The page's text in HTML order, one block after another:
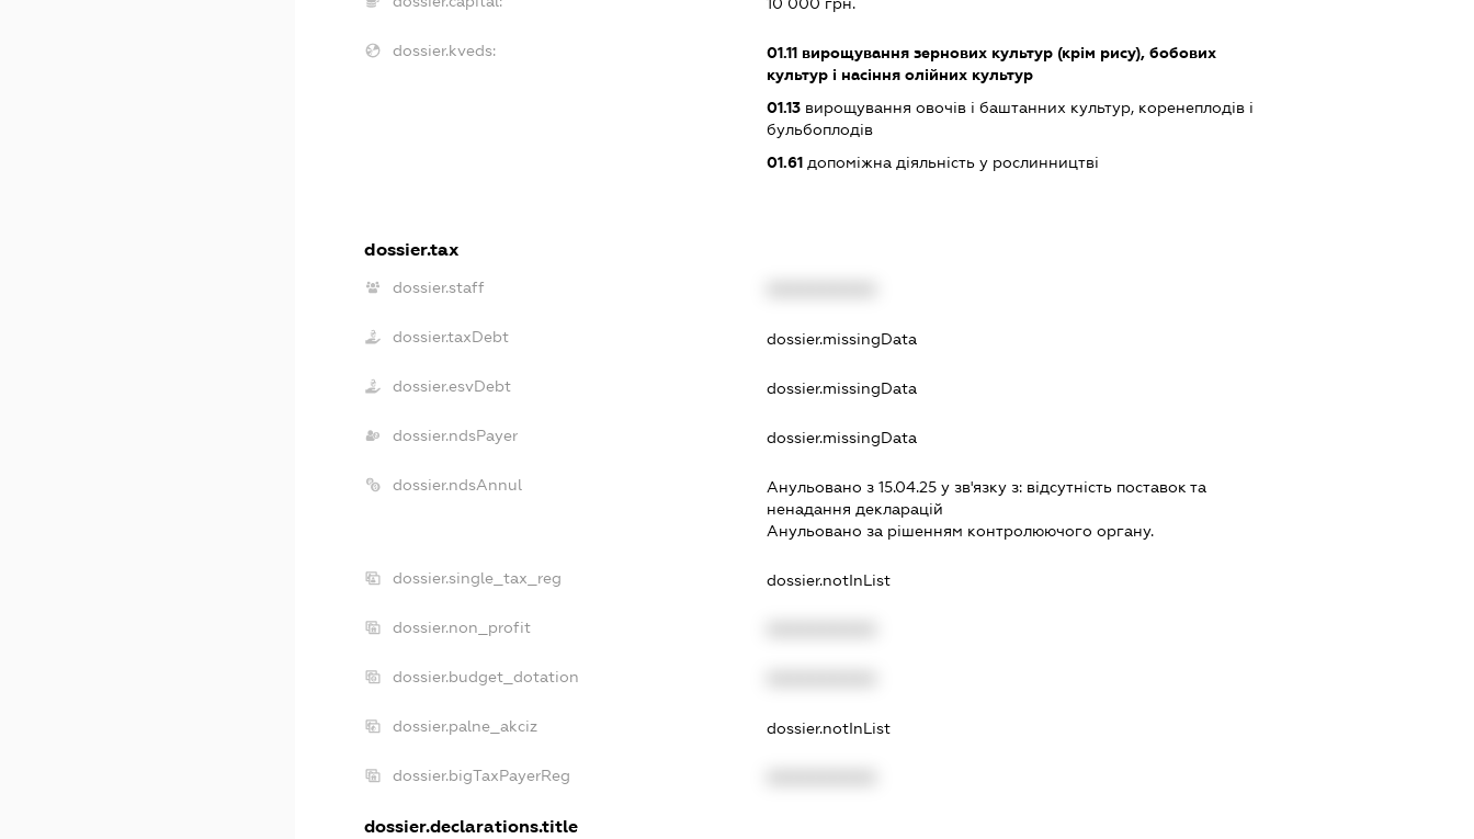
10 000 грн.
dossier.kveds: 01.11вирощування зернових культур (крім рису), бобових
культур і насіння олійних культур
01.13вирощування овочів і баштанних культур, коренеплодів і
бульбоплодів
01.61допоміжна діяльність у рослинництві
dossier.tax
dossier.staff
dossier.taxDebt dossier.missingData
dossier.esvDebt dossier.missingData
dossier.ndsPayer dossier.missingData
dossier.ndsAnnul Анульовано з 15.04.25 у зв'язку з: вiдсутнiсть поставок та
ненадання декларацiй
Анульовано за рiшенням контролюючого органу.
dossier.single_tax_reg dossier.notInList
dossier.non_profit
dossier.budget_dotation
dossier.palne_akciz dossier.notInList
dossier.bigTaxPayerReg
dossier.declarations.title